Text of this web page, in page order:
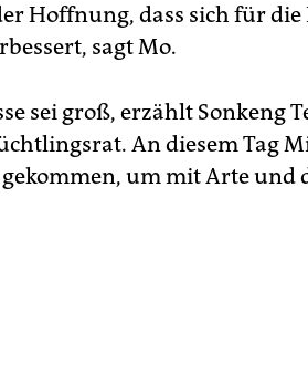
Hoffnung, dass sich für
sagt Mo.
sei groß, erzählt Sonkeng
An diesem Tag
um mit Arte und